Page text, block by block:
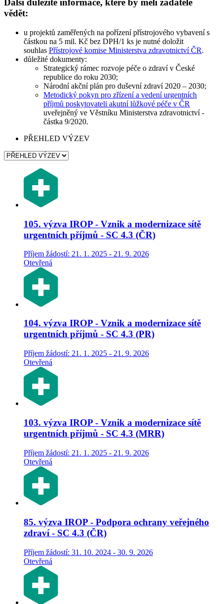
Další důležité informace, které by měli žadatelé
vědět:
u projektů zaměřených na pořízení přístrojového vybavení s
částkou na 5 mil. Kč bez DPH/1 ks je nutné doložit
souhlas Přístrojové komise Ministerstva zdravotnictví ČR.
důležité dokumenty:
Strategický rámec rozvoje péče o zdraví v České
republice do roku 2030;
Národní akční plán pro duševní zdraví 2020 – 2030;
Metodický pokyn pro zřízení a vedení urgentních
příjmů poskytovateli akutní lůžkové péče v ČR
uveřejněný ve Věstníku Ministerstva zdravotnictví -
částka 9/2020.
PŘEHLED VÝZEV
105. výzva IROP - Vznik a modernizace sítě
urgentních příjmů - SC 4.3 (ČR)
Příjem žádostí: 21. 1. 2025 - 21. 9. 2026
Otevřená
104. výzva IROP - Vznik a modernizace sítě
urgentních příjmů - SC 4.3 (PR)
Příjem žádostí: 21. 1. 2025 - 21. 9. 2026
Otevřená
103. výzva IROP - Vznik a modernizace sítě
urgentních příjmů - SC 4.3 (MRR)
Příjem žádostí: 21. 1. 2025 - 21. 9. 2026
Otevřená
85. výzva IROP - Podpora ochrany veřejného
zdraví - SC 4.3 (ČR)
Příjem žádostí: 31. 10. 2024 - 30. 9. 2026
Otevřená